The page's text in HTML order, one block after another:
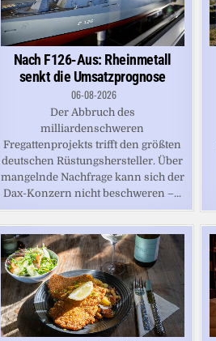
Nach F126-Aus: Rheinmetall
senkt die Umsatzprognose
06-08-2026
Der Abbruch des
milliardenschweren
Fregattenprojekts trifft den größten
deutschen Rüstungshersteller. Über
mangelnde Nachfrage kann sich der
Dax-Konzern nicht beschweren –...